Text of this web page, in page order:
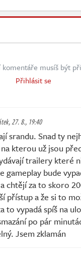
komentáře musíš být
Přihlásit se
27. 8., 19:40
srandu. Snad ty
kterou už jsou
trailery které
gameplay bude
chtějí za to skoro
přístup a že si to
to vypadá spíš na
po pár
Jsem zklamán